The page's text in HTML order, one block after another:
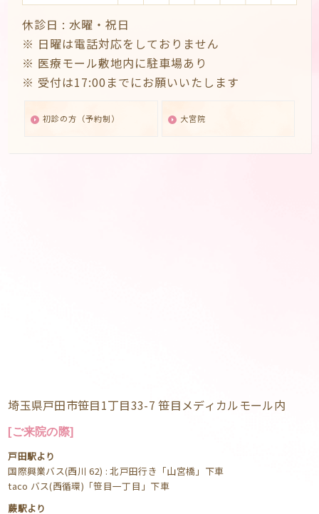
休診日 : 水曜・祝日
※ 日曜は電話対応をしておりません
※ 医療モール敷地内に駐車場あり
※ 受付は17:00までにお願いいたします
初診の方（予約制） 大宮院
埼玉県戸田市笹目1丁目33-7 笹目メディカルモール内
[ご来院の際]
戸田駅より
国際興業バス(西川 62) : 北戸田行き「山宮橋」下車
taco バス(西循環)「笹目一丁目」下車
蕨駅より